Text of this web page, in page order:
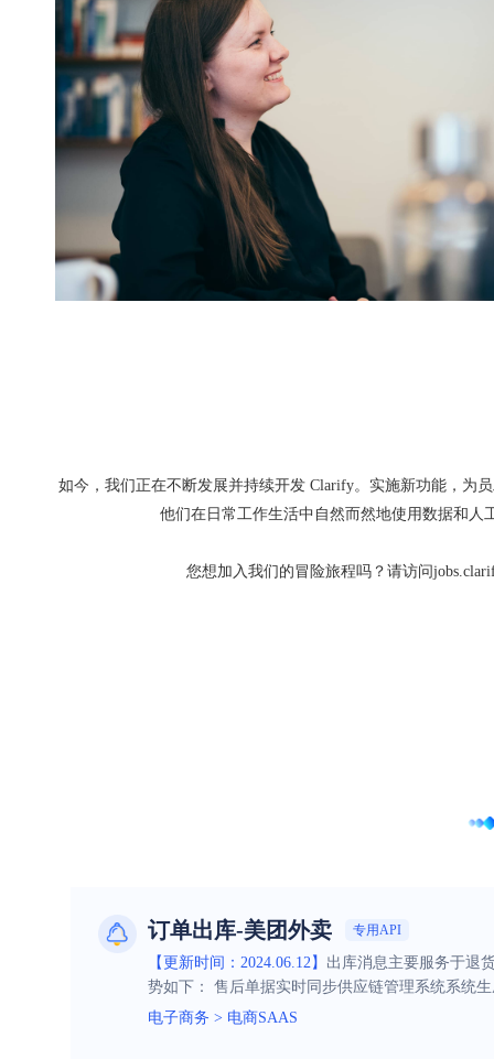
如今，我们正在不断发展并持续开发 Clarify。实施新功能，为
他们在日常工作生活中自然而然地使用数据和人
您想加入我们的冒险旅程吗？请访问
订单出库-美团外卖 专用API
【更新时间：2024.06.12】 出库消息主要服务于退
势如下： 售后单据实时同步供应链管理系统系统
电子商务 > 电商SAAS